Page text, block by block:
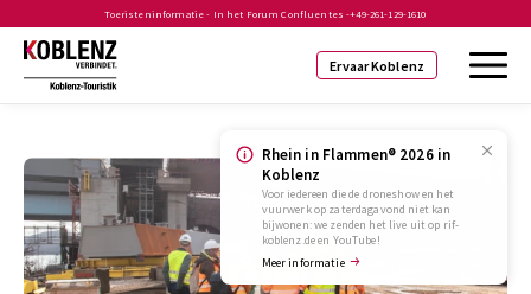
Toeristeninformatie - In het Forum Confluentes -+49-261-129-1610
Ervaar Koblenz
Rhein in Flammen® 2026 in
Koblenz
Voor iedereen die de droneshow en het
vuurwerk op zaterdagavond niet kan
bijwonen: we zenden het live uit op rif-
koblenz.de en YouTube!
Meer informatie